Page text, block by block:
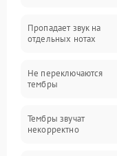
Оптика
Электроника
Пропадает звук на
отдельных нотах
Не переключаются
тембры
Тембры звучат
некорректно